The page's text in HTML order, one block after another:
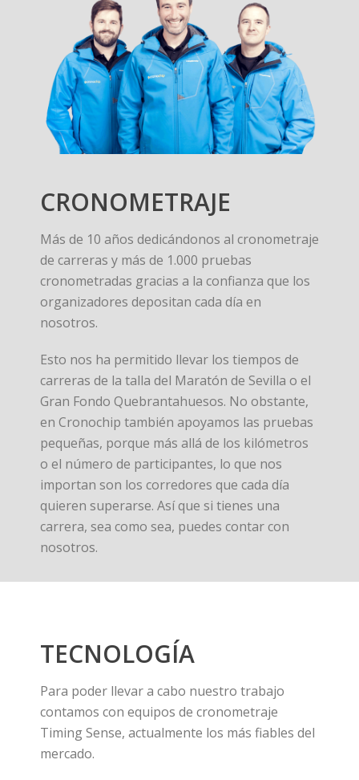
CRONOMETRAJE
Más de 10 años dedicándonos al cronometraje
de carreras y más de 1.000 pruebas
cronometradas gracias a la confianza que los
organizadores depositan cada día en
nosotros.
Esto nos ha permitido llevar los tiempos de
carreras de la talla del Maratón de Sevilla o el
Gran Fondo Quebrantahuesos. No obstante,
en Cronochip también apoyamos las pruebas
pequeñas, porque más allá de los kilómetros
o el número de participantes, lo que nos
importan son los corredores que cada día
quieren superarse. Así que si tienes una
carrera, sea como sea, puedes contar con
nosotros.
TECNOLOGÍA
Para poder llevar a cabo nuestro trabajo
contamos con equipos de cronometraje
Timing Sense, actualmente los más fiables del
mercado.